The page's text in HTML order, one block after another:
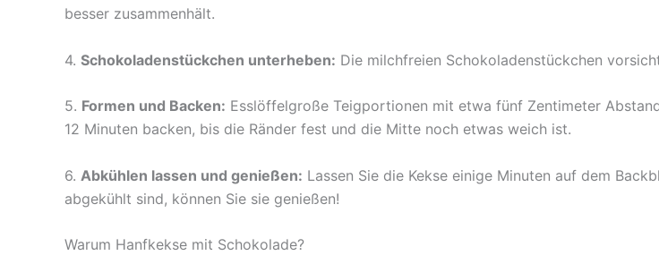
besser zusammenhält.
4. Schokoladenstückchen unterheben: Die milchfreien Schokoladenstückchen
5. Formen und Backen: Esslöffelgroße Teigportionen mit etwa fünf Zentimeter
12 Minuten backen, bis die Ränder fest und die Mitte noch etwas weich ist.
6. Abkühlen lassen und genießen: Lassen Sie die Kekse einige Minuten auf dem
abgekühlt sind, können Sie sie genießen!
Warum Hanfkekse mit Schokolade?